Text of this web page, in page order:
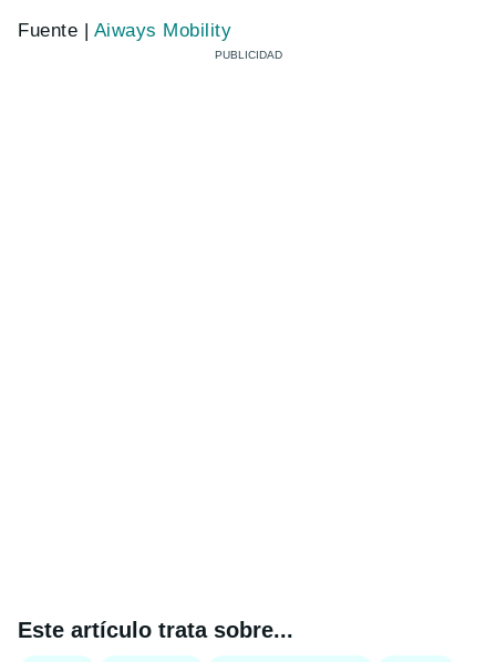
Fuente | Aiways Mobility
Este artículo trata sobre...